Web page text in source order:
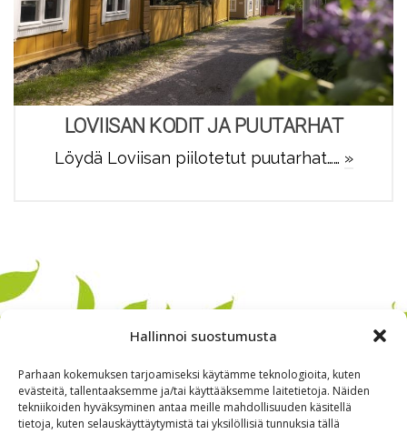
Hallinnoi suostumusta
Parhaan kokemuksen tarjoamiseksi käytämme teknologioita, kuten
evästeitä, tallentaaksemme ja/tai käyttääksemme laitetietoja. Näiden
tekniikoiden hyväksyminen antaa meille mahdollisuuden käsitellä
tietoja, kuten selauskäyttäytymistä tai yksilöllisiä tunnuksia tällä
LOVIISAN KODIT JA PUUTARHAT
Löydä Loviisan piilotetut puutarhat…… »